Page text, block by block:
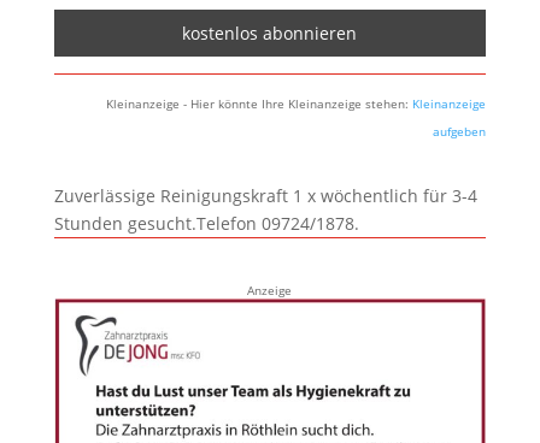
Kleinanzeige - Hier könnte Ihre Kleinanzeige stehen: Kleinanzeige
aufgeben
Zuverlässige Reinigungskraft 1 x wöchentlich für 3-4
Stunden gesucht.Telefon 09724/1878.
Anzeige